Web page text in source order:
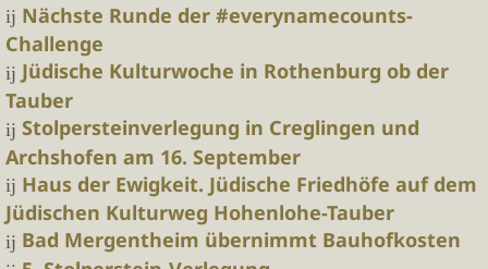
Nächste Runde der #everynamecounts-
Challenge
Jüdische Kulturwoche in Rothenburg ob der
Tauber
Stolpersteinverlegung in Creglingen und
Archshofen am 16. September
Haus der Ewigkeit. Jüdische Friedhöfe auf dem
Jüdischen Kulturweg Hohenlohe-Tauber
Bad Mergentheim übernimmt Bauhofkosten